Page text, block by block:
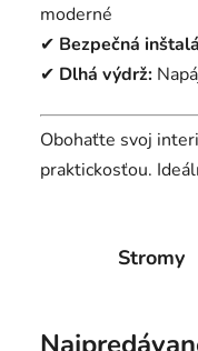
moderné
✔ Bezpečná
✔ Dlhá výdrž:
Obohaťte svoj
praktickosťou.
Stromy